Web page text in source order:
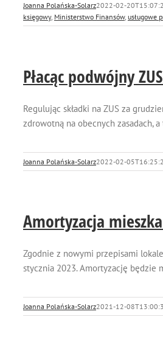
Joanna Polańska-Solarz2022-02-
księgowy, Ministerstwo Finansów, usługowe
Płacąc podwójny
Regulując składki na ZUS za
zdrowotną na obecnych zasadach,
Joanna Polańska-Solarz2022-02-
Amortyzacja
Zgodnie z nowymi przepisami
stycznia 2023. Amortyzację będzie
Joanna Polańska-Solarz2021-12-